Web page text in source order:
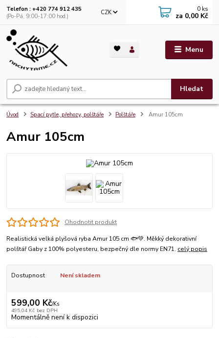
Menu
CZK
Hledat
Telefon : +420 774 912 435
(Po-Pá, 9:00-17:00 hod.)
0 ks
za 0,00 Kč
Úvod Spací pytle, přehozy, polštáře Polštáře Amur 105cm
Amur 105cm
Ohodnotit produkt
Realistická velká plyšová ryba Amur 105 cm 🐟💚. Měkký dekorativní
polštář Gaby z 100% polyesteru, bezpečný dle normy EN71. celý popis
Dostupnost Není skladem
599,00 Kč/Ks
495,04 Kč bez DPH
Momentálně není k dispozici